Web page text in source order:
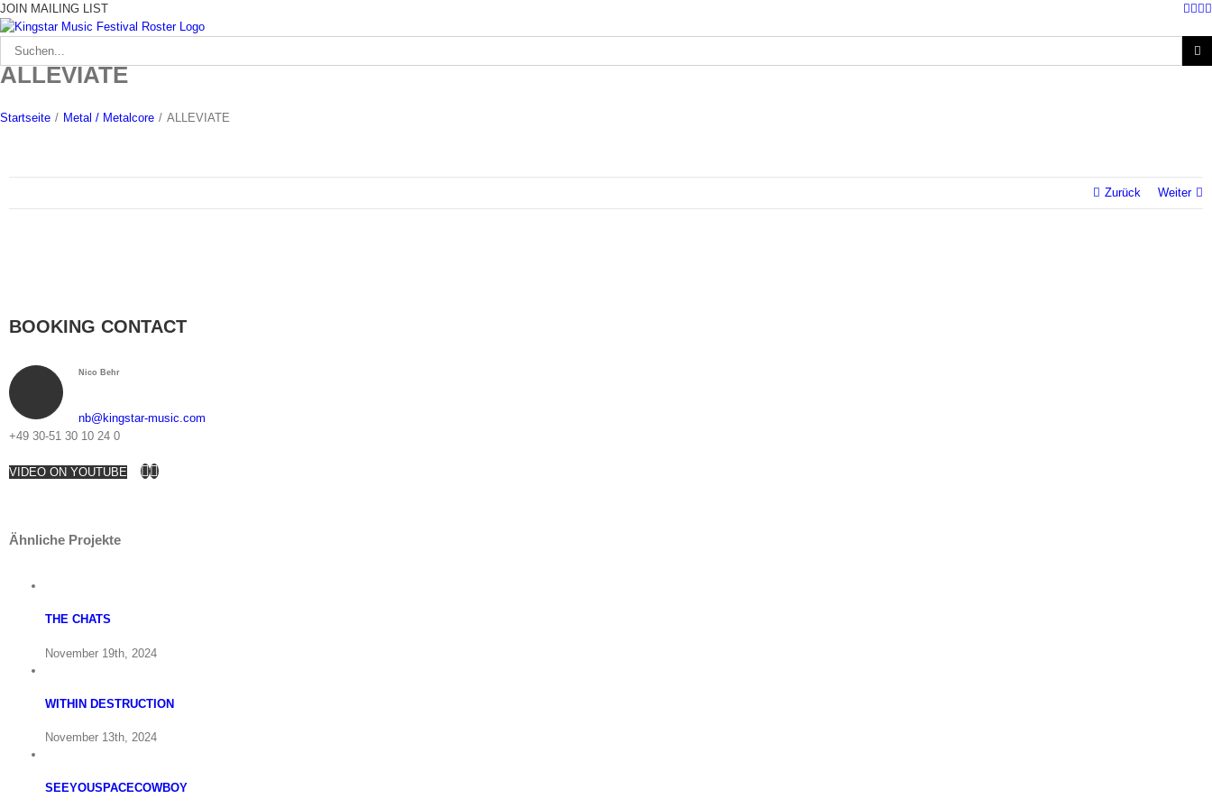
Zum
Inhalt
springen
JOIN MAILING LIST
Suche
nach:
ALLEVIATE
Startseite / Metal / Metalcore / ALLEVIATE
Zurück Weiter
BOOKING CONTACT
Nico Behr
nb@kingstar-music.com
+49 30-51 30 10 24 0
VIDEO ON YOUTUBE
Ähnliche Projekte
THE CHATS
November 19th, 2024
WITHIN DESTRUCTION
November 13th, 2024
SEEYOUSPACECOWBOY